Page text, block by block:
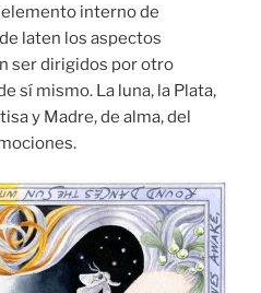
interno de
laten los aspectos
ser dirigidos por otro
sí mismo. La luna, la Plata,
y Madre, de alma, del